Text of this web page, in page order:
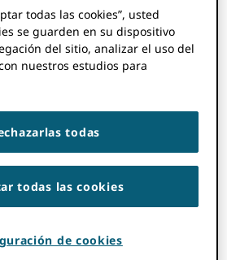
conSURFun acuerdo que
Registro disponible a
. Este arreglo
holandeses
utilizando las mismas
utilizan para iniciar sesión
Como SURFconext está
de inicio de sesión
estará disponible
de todo el mundo en
por dos proyectos
todas las cookies”, usted
se guarden en su dispositivo
del sitio, analizar el uso del
nuestros estudios para
todas
todas las cookies
de cookies